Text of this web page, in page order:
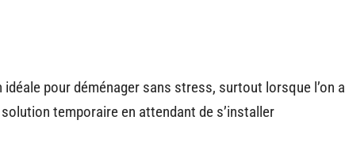
pour déménager sans stress, surtout lorsque l’on a
temporaire en attendant de s’installer